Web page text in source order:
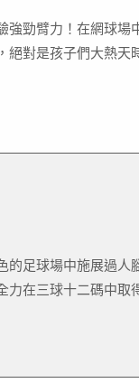
強勁臂力！在網球場
絕對是孩子們大熱天
的足球場中施展過人
在三球十二碼中取